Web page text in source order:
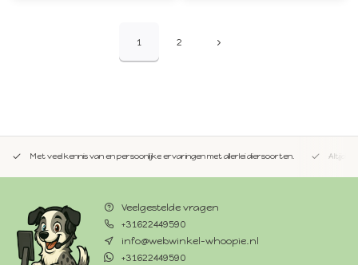
1 2
Met veel kennis van en persoonlijke ervaringen met allerlei diersoorten. Altijd
Veelgestelde vragen
+31622449590
info@webwinkel-whoopie.nl
+31622449590